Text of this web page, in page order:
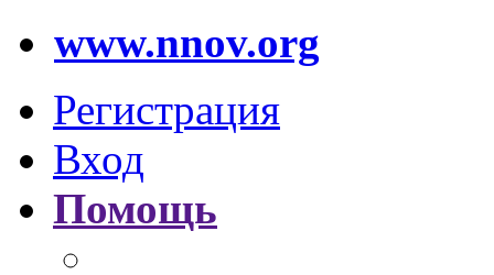
www.nnov.org
Регистрация
Вход
Помощь